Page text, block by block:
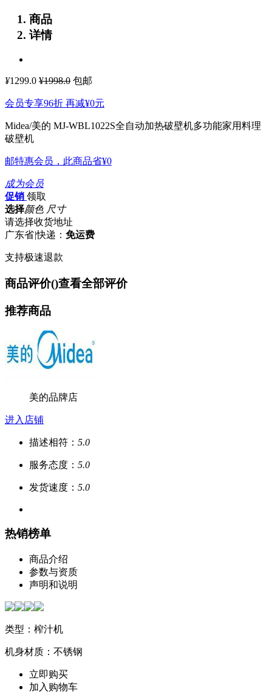
商品
详情
¥1299.0 ¥1998.0 包邮
会员专享96折 再减¥0元
Midea/美的 MJ-WBL1022S全自动加热破壁机多功能家用料理
破壁机
邮特惠会员，此商品省¥0
成为会员
促销 领取
选择颜色 尺寸
请选择收货地址
广东省|快递： 免运费
支持极速退款
商品评价()查看全部评价
推荐商品
美的品牌店
进入店铺
描述相符： 5.0
服务态度： 5.0
发货速度： 5.0
热销榜单
商品介绍
参数与资质
声明和说明
类型：榨汁机
机身材质：不锈钢
立即购买
加入购物车